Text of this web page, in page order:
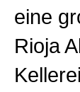
eine
Rioja